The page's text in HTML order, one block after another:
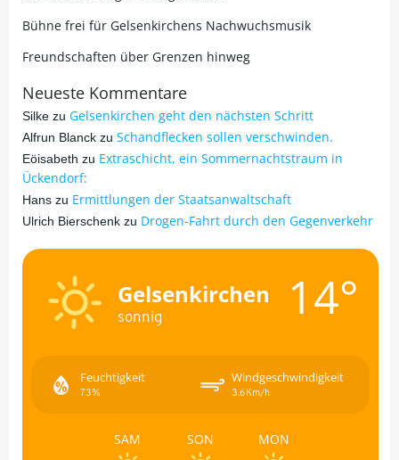
Bühne frei für Gelsenkirchens Nachwuchsmusik
Freundschaften über Grenzen hinweg
Neueste Kommentare
Silke zu Gelsenkirchen geht den nächsten Schritt
Alfrun Blanck zu Schandflecken sollen verschwinden.
Eöisabeth zu Extraschicht, ein Sommernachtstraum in
Ückendorf:
Hans zu Ermittlungen der Staatsanwaltschaft
Ulrich Bierschenk zu Drogen-Fahrt durch den Gegenverkehr
Gelsenkirchen
sonnig 14°
Feuchtigkeit
73%
Windgeschwindigkeit
3.6Km/h
SAM SON MON